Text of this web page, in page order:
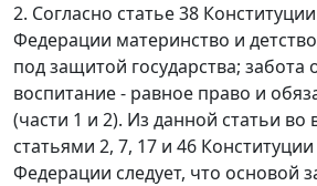
2. Согласно статье 38
Федерации материнство и
под защитой государства; забота
воспитание - равное право и
(части 1 и 2). Из данной статьи во
статьями 2, 7, 17 и 46
Федерации следует, что основой